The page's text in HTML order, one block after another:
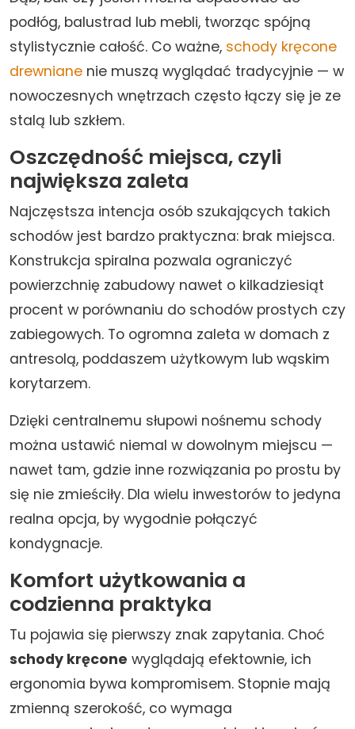
podłóg, balustrad lub mebli, tworząc spójną
stylistycznie całość. Co ważne, schody kręcone
drewniane nie muszą wyglądać tradycyjnie — w
nowoczesnych wnętrzach często łączy się je ze
stalą lub szkłem.
Oszczędność miejsca, czyli
największa zaleta
Najczęstsza intencja osób szukających takich
schodów jest bardzo praktyczna: brak miejsca.
Konstrukcja spiralna pozwala ograniczyć
powierzchnię zabudowy nawet o kilkadziesiąt
procent w porównaniu do schodów prostych czy
zabiegowych. To ogromna zaleta w domach z
antresolą, poddaszem użytkowym lub wąskim
korytarzem.
Dzięki centralnemu słupowi nośnemu schody
można ustawić niemal w dowolnym miejscu —
nawet tam, gdzie inne rozwiązania po prostu by
się nie zmieściły. Dla wielu inwestorów to jedyna
realna opcja, by wygodnie połączyć
kondygnacje.
Komfort użytkowania a
codzienna praktyka
Tu pojawia się pierwszy znak zapytania. Choć
schody kręcone wyglądają efektownie, ich
ergonomia bywa kompromisem. Stopnie mają
zmienną szerokość, co wymaga